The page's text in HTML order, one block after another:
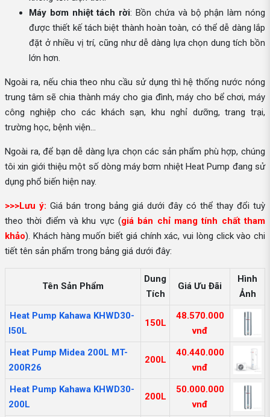
Máy bơm nhiệt tách rời: Bồn chứa và bộ phận làm nóng
được thiết kế tách biệt thành hoàn toàn, có thể dễ dàng lắp
đặt ở nhiều vị trí, cũng như dễ dàng lựa chọn dung tích bồn
lớn hơn.
Ngoài ra, nếu chia theo nhu cầu sử dụng thì hệ thống nước nóng
trung tâm sẽ chia thành máy cho gia đình, máy cho bể chơi, máy
công nghiệp cho các khách sạn, khu nghỉ dưỡng, trang trại,
trường học, bệnh viện…
Ngoài ra, để bạn dễ dàng lựa chọn các sản phẩm phù hợp, chúng
tôi xin giới thiệu một số dòng máy bơm nhiệt Heat Pump đang sử
dụng phổ biến hiện nay.
>>>Lưu ý: Giá bán trong bảng giá dưới đây có thể thay đổi tuỳ
theo thời điểm và khu vực (giá bán chỉ mang tính chất tham
khảo). Khách hàng muốn biết giá chính xác, vui lòng click vào chi
tiết tên sản phẩm trong bảng giá dưới đây:
Tên Sản Phẩm
Dung
Tích
Giá Ưu Đãi
Hình
Ảnh
Heat Pump Kahawa KHWD30-
l50L
150L
48.570.000
vnđ
Heat Pump Midea 200L MT-
200R26
200L
40.440.000
vnđ
Heat Pump Kahawa KHWD30-
200L
200L
50.000.000
vnđ